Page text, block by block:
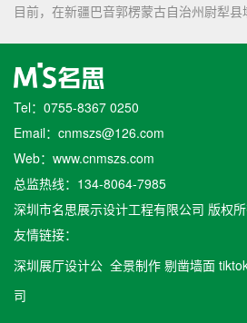
Tel：0755-8367 0250
Email：cnmszs@126.com
Web：www.cnmszs.com
总监热线：134-8064-7985
深圳市名思展示设计工程有限公司 版权
友情链接：
深圳展厅设计公
司
全景制作 剔凿墙面